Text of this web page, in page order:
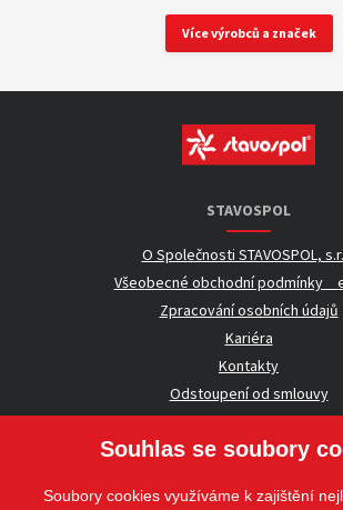
Více výrobců a značek
STAVOSPOL
O Společnosti STAVOSPOL,
Všeobecné obchodní podmínky _
Zpracování osobních údajů
Kariéra
Kontakty
Odstoupení od smlouvy
UŽITEČNÉ INFORMACE
Nezávazná poptávka
Souhlas se soubory
Soubory cookies využíváme k zajištění